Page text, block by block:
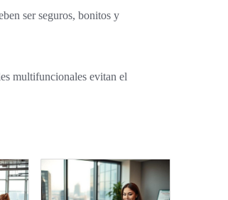
ser seguros, bonitos y
multifuncionales evitan el